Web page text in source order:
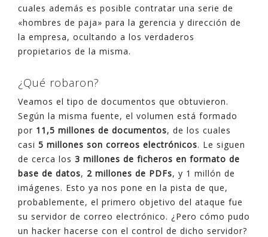
cuales además es posible contratar una serie de
«hombres de paja» para la gerencia y dirección de
la empresa, ocultando a los verdaderos
propietarios de la misma.
¿Qué robaron?
Veamos el tipo de documentos que obtuvieron.
Según la misma fuente, el volumen está formado
por 11,5 millones de documentos, de los cuales
casi 5 millones son correos electrónicos. Le siguen
de cerca los 3 millones de ficheros en formato de
base de datos, 2 millones de PDFs, y 1 millón de
imágenes. Esto ya nos pone en la pista de que,
probablemente, el primero objetivo del ataque fue
su servidor de correo electrónico. ¿Pero cómo pudo
un hacker hacerse con el control de dicho servidor?